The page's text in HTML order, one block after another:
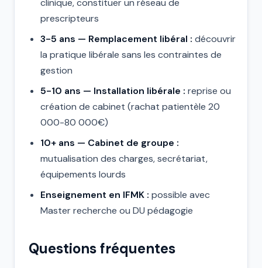
clinique, constituer un réseau de
prescripteurs
3-5 ans — Remplacement libéral : découvrir
la pratique libérale sans les contraintes de
gestion
5-10 ans — Installation libérale : reprise ou
création de cabinet (rachat patientèle 20
000-80 000€)
10+ ans — Cabinet de groupe :
mutualisation des charges, secrétariat,
équipements lourds
Enseignement en IFMK : possible avec
Master recherche ou DU pédagogie
Questions fréquentes